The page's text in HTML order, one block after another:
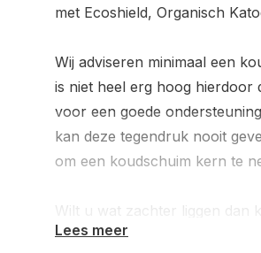
met Ecoshield, Organisch
Wij adviseren minimaal een
is niet heel erg hoog hierdoor
voor een goede
kan deze tegendruk nooit
om een koudschuim kern te
Wilt u wat zachter liggen dan
medium of hard. Dit
Lees meer